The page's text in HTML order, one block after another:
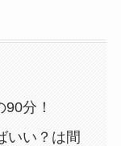
分！
いい？は間